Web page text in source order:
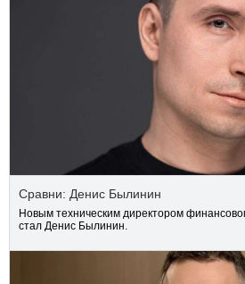
Сравни: Денис Былинин
Новым техническим директором
стал Денис Былинин.